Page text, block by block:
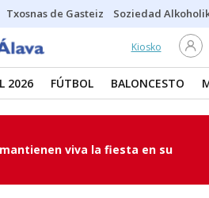
Txosnas de Gasteiz Soziedad
Kiosko
2026 FÚTBOL BALONCESTO
viva la fiesta en su